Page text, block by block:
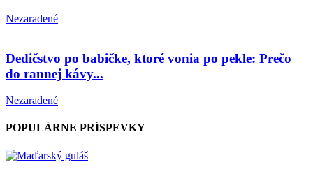
Nezaradené
Dedičstvo po babičke, ktoré vonia po pekle: Prečo
do rannej kávy...
Nezaradené
POPULÁRNE PRÍSPEVKY